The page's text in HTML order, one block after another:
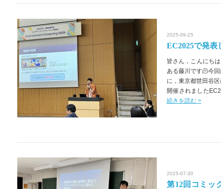
2025-09-25
EC2025で発表
皆さん，こんにち
ある藤川です🫠今
に，東京都世田谷
開催されました
続きを読む >
2025-07-30
第12回コミッ